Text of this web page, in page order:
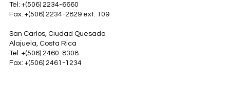
Tel: +(506) 2234-6660
Fax: +(506) 2234-2829 ext. 109
San Carlos, Ciudad Quesada
Alajuela, Costa Rica
Tel: +(506) 2460-8308
Fax: +(506) 2461-1234